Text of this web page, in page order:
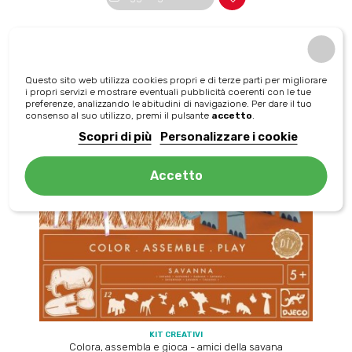
KIT CREATIVI
Colora, assembla e gioca - amici della savana
Questo sito web utilizza cookies propri e di terze parti per migliorare
i propri servizi e mostrare eventuali pubblicità coerenti con le tue
preferenze, analizzando le abitudini di navigazione. Per dare il tuo
consenso al suo utilizzo, premi il pulsante accetto
Scopri di più Personalizzare i cookie
Accetto